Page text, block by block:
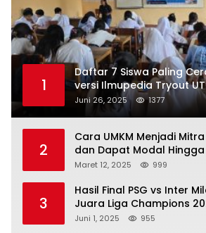
1
Daftar 7 Siswa Paling
versi Ilmupedia Tryout
Juni 26, 2025 1377
2
Cara UMKM Menjadi
dan Dapat Modal
Maret 12, 2025 999
3
Hasil Final PSG vs Inter
Juara Liga Champions
Nerazzurri
Juni 1, 2025 955